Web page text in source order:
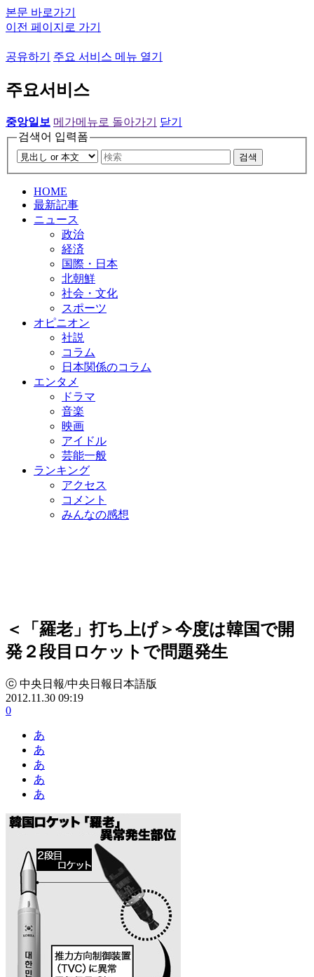
본문 바로가기
이전 페이지로 가기
공유하기 주요 서비스 메뉴 열기
주요서비스
중앙일보 메가메뉴로 돌아가기
닫기
검색어 입력폼
검색
HOME
最新記事
ニュース
政治
経済
国際・日本
北朝鮮
社会・文化
スポーツ
オピニオン
社説
コラム
日本関係のコラム
エンタメ
ドラマ
音楽
映画
アイドル
芸能一般
ランキング
アクセス
コメント
みんなの感想
＜「羅老」打ち上げ＞今度は韓国で開
発２段目ロケットで問題発生
ⓒ 中央日報/中央日報日本語版
2012.11.30 09:19
0
あ
あ
あ
あ
あ